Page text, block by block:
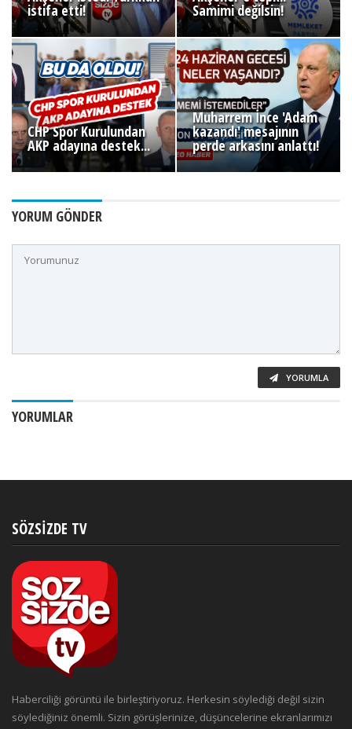
istifa etti! Samimi değilsin!
CHP Spor Kurulundan
AKP adayına destek...
Muharrem İnce 'Adam
kazandı' mesajının
perde arkasını anlattı!
YORUM GÖNDER
YORUMLA
YORUMLAR
SÖZSIZDE TV
Haberciliği görüntü ile birleştiriyoruz. Herkesin söylediği değil sizin
söylediğiniz önemli. Sizin görüşlerinize, düşüncelerine ekranlarımızı